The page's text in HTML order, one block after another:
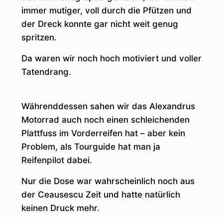
immer mutiger, voll durch die Pfützen und
der Dreck konnte gar nicht weit genug
spritzen.
Da waren wir noch hoch motiviert und voller
Tatendrang.
Währenddessen sahen wir das Alexandrus
Motorrad auch noch einen schleichenden
Plattfuss im Vorderreifen hat – aber kein
Problem, als Tourguide hat man ja
Reifenpilot dabei.
Nur die Dose war wahrscheinlich noch aus
der Ceausescu Zeit und hatte natürlich
keinen Druck mehr.